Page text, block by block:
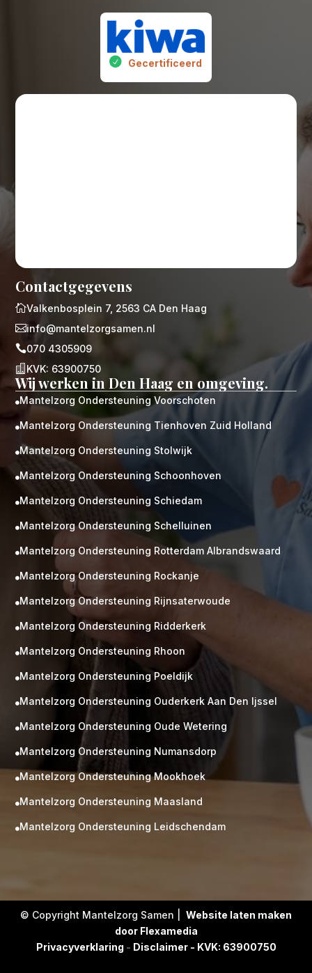
Gecertificeerd
Gratis
M
Neem vrijblijvend contact op!
Hoog gekwalificeerd
Kennismakingsgesprek
Contact opnemen
Contactgegevens
Valkenbosplein 7, 2563 CA Den Haag
info@mantelzorgsamen.nl
070 4305909
 KVK: 63900750
Wij werken in Den Haag en omgeving.
 Mantelzorg Ondersteuning Voorschoten
 Mantelzorg Ondersteuning Tienhoven Zuid Holland
 Mantelzorg Ondersteuning Stolwijk
 Mantelzorg Ondersteuning Schoonhoven
 Mantelzorg Ondersteuning Schiedam
 Mantelzorg Ondersteuning Schelluinen
 Mantelzorg Ondersteuning Rotterdam Albrandswaard
 Mantelzorg Ondersteuning Rockanje
 Mantelzorg Ondersteuning Rijnsaterwoude
 Mantelzorg Ondersteuning Ridderkerk
 Mantelzorg Ondersteuning Rhoon
 Mantelzorg Ondersteuning Poeldijk
 Mantelzorg Ondersteuning Ouderkerk Aan Den Ijssel
 Mantelzorg Ondersteuning Oude Wetering
 Mantelzorg Ondersteuning Numansdorp
 Mantelzorg Ondersteuning Mookhoek
 Mantelzorg Ondersteuning Maasland
 Mantelzorg Ondersteuning Leidschendam
© Copyright Mantelzorg Samen | Website laten maken
door Flexamedia
Privacyverklaring - Disclaimer - KVK: 63900750